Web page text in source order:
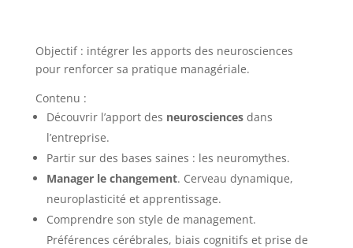
Objectif : intégrer les apports des neurosciences
pour renforcer sa pratique managériale.
Contenu :
Découvrir l’apport des neurosciencesdans
l’entreprise.
Partir sur des bases saines : les neuromythes.
Manager le changement. Cerveau dynamique,
neuroplasticité et apprentissage.
Comprendre son style de management.
Préférences cérébrales, biais cognitifs et prise de